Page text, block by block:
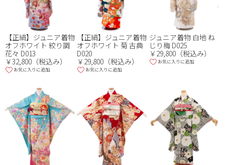
【正絹】ジュニア着物
オフホワイト 絞り調
花々 D013
￥32,800（税込み）
お気に入りに追加
【正絹】ジュニア着物
オフホワイト 菊 古典
D020
￥29,800（税込み）
お気に入りに追加
ジュニア着物 白地 ね
じり梅 D025
￥29,800（税込み）
お気に入りに追加